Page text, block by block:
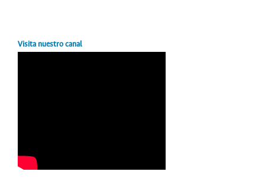
Visita nuestro canal